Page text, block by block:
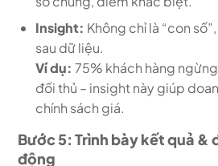
Insight: Không chỉ là “con
sau dữ liệu.
Ví dụ: 75% khách hàng
đối thủ – insight này giúp
chính sách giá.
Bước 5: Trình bày kết quả &
động